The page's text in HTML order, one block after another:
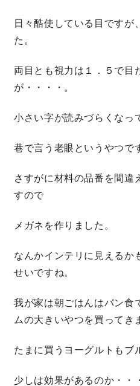
営業時間／10:00～
来店
OWNER’S
nattoku
理想の暮らしを引き出
日々酷使している目ですが
た。
両目とも視力は１．５で目
が・・・・。
小さい字が読みづらくなっ
巷で言う老眼というやつで
さすがに材料の品番を間違
すので
メガネを作りました。
なんかインテリに見えるか
せいですね。
我が家は朝ごはんはパン食
ムの大きいやつを買ってき
たまに買うヨーグルトもブ
少しは効果があるのか・・